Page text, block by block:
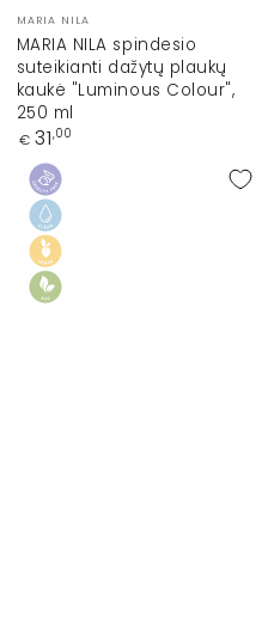
Prekinis
ženklas:
MARIA NILA
MARIA NILA spindesio
suteikianti dažytų plaukų
kaukė "Luminous Colour",
250 ml
Įprasta
€ 31,00